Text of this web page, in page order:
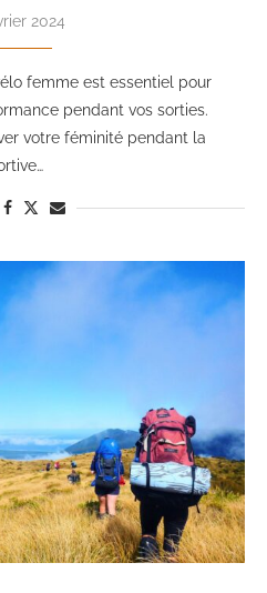
2024
femme est essentiel pour
pendant vos sorties.
votre féminité pendant la